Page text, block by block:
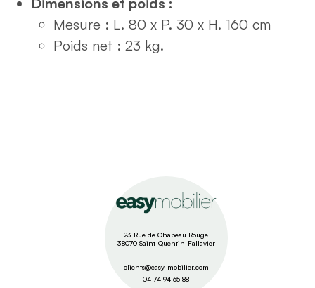
Mesure : L. 80 x P. 30 x H. 160 cm
Poids net : 23 kg.
23 Rue de Chapeau Rouge
38070 Saint-Quentin-Fallavier
clients@easy-mobilier.com
04 74 94 65 88